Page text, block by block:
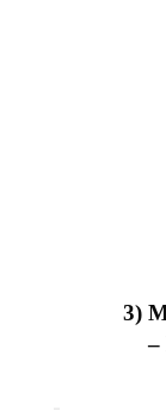
3)
–